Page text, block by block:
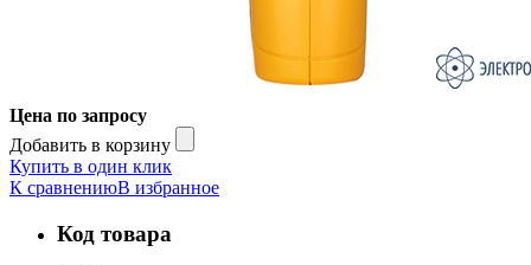
Цена по запросу
Добавить в корзину
Купить в один клик
К сравнениюВ избранное
Код товара